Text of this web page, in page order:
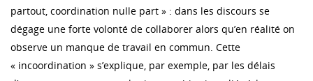
partout, coordination nulle part » : dans les discours se
dégage une forte volonté de collaborer alors qu’en réalité on
observe un manque de travail en commun. Cette
« incoordination » s’explique, par exemple, par les délais